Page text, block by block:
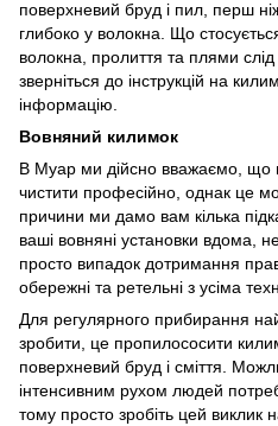
поверхневий бруд і пил, перш
глибоко у волокна. Що
волокна, пролиття та плями
зверніться до інструкцій на
інформацію.
Вовняний килимок
В Муар ми дійсно вважаємо, що
чистити професійно, однак це
причини ми дамо вам кілька
ваші вовняні установки вдома,
просто випадок дотримання
обережні та ретельні з усіма
Для регулярного прибирання
зробити, це пропилососити
поверхневий бруд і сміття.
інтенсивним рухом людей
тому просто зробіть цей виклик